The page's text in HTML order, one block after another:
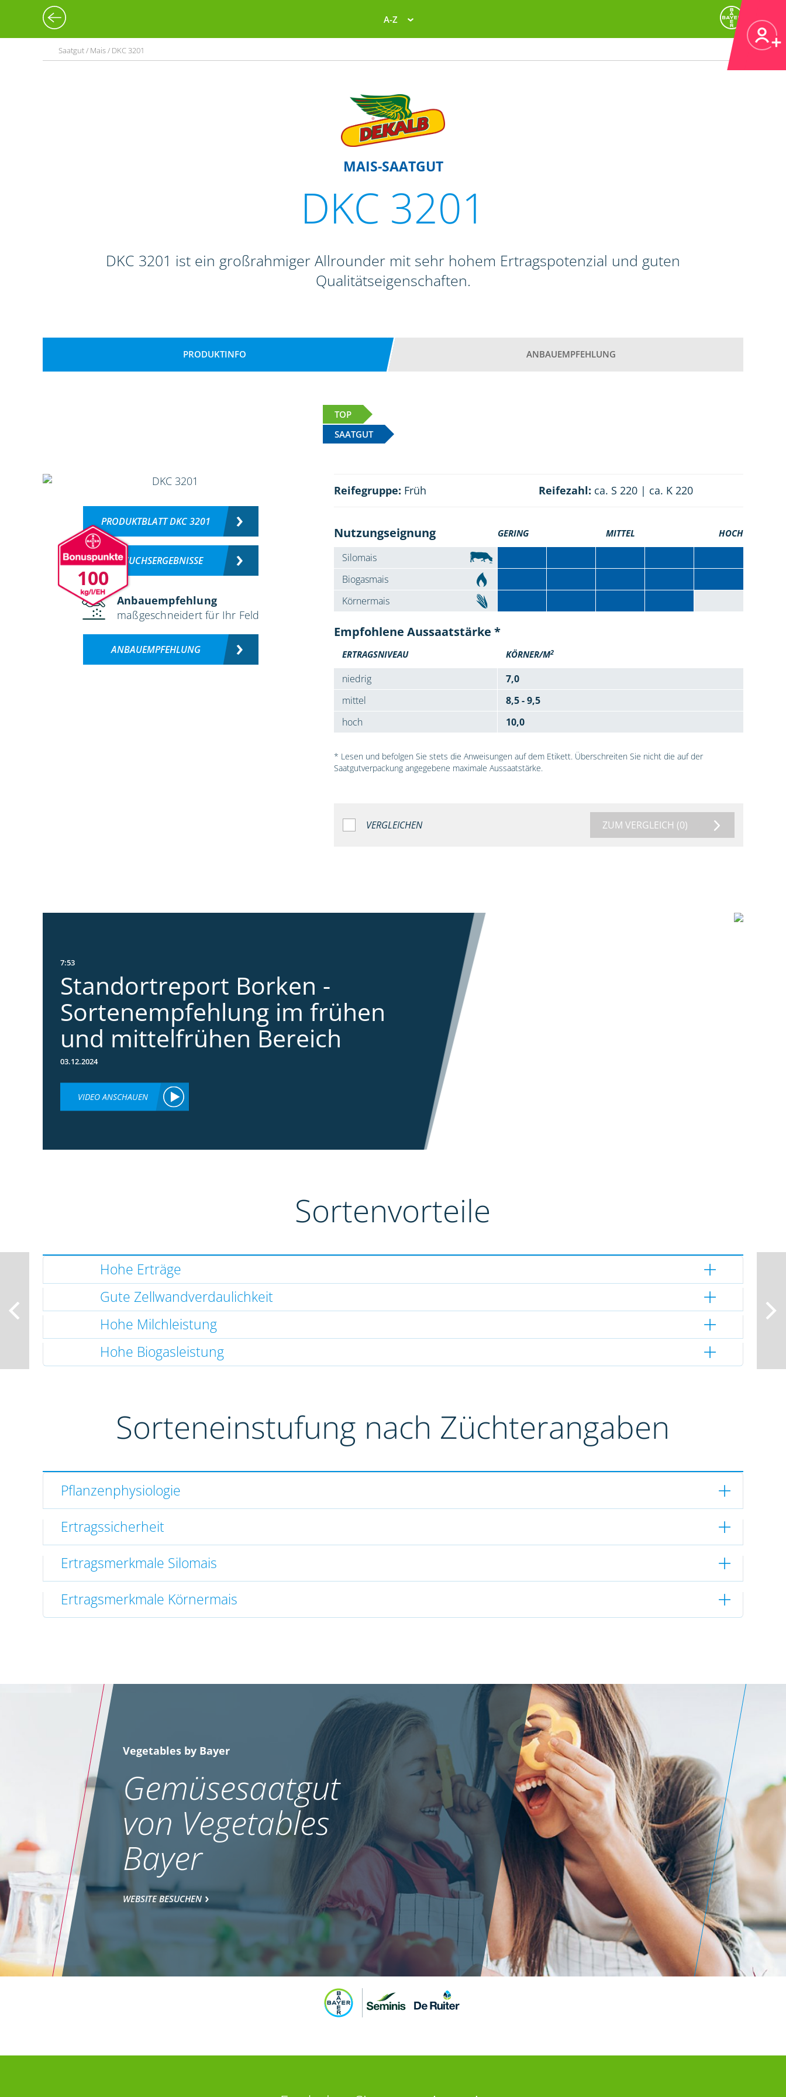
A-Z
Saatgut / Mais / DKC 3201
MAIS-SAATGUT
DKC 3201
DKC 3201 ist ein großrahmiger Allrounder mit sehr hohem Ertragspotenzial und guten
Qualitätseigenschaften.
PRODUKTINFO ANBAUEMPFEHLUNG
TOP
SAATGUT
100
PRODUKTBLATT DKC 3201
VERSUCHSERGEBNISSE
Anbauempfehlung
maßgeschneidert für Ihr Feld
ANBAUEMPFEHLUNG
Reifegruppe: Früh Reifezahl: ca. S 220 | ca. K 220
Nutzungseignung GERING MITTEL HOCH
Silomais
Biogasmais
Körnermais
Empfohlene Aussaatstärke *
ERTRAGSNIVEAU KÖRNER/M2
niedrig
7,0
mittel
8,5 - 9,5
hoch
10,0
* Lesen und befolgen Sie stets die Anweisungen auf dem Etikett. Überschreiten Sie nicht die auf der
Saatgutverpackung angegebene maximale Aussaatstärke.
VERGLEICHEN ZUM VERGLEICH (0)
7:53
Standortreport Borken -
Sortenempfehlung im frühen
und mittelfrühen Bereich
03.12.2024
VIDEO ANSCHAUEN
Sortenvorteile
Hohe Erträge
Gute Zellwandverdaulichkeit
Hohe Milchleistung
Hohe Biogasleistung
Sorteneinstufung nach Züchterangaben
Pflanzenphysiologie
Ertragssicherheit
Ertragsmerkmale Silomais
Ertragsmerkmale Körnermais
Vegetables by Bayer
Gemüsesaatgut
von Vegetables
Bayer
WEBSITE BESUCHEN